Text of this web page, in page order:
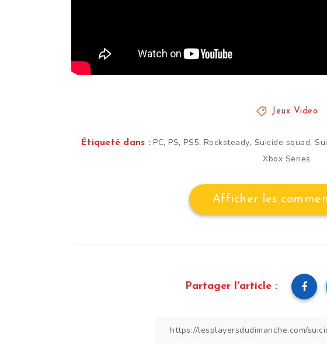
Jeux Video
Étiqueté dans : PC,PS,PS5, Rocksteady, Suicide squad,
Xbox Series
Afficher les
Partager l'article :